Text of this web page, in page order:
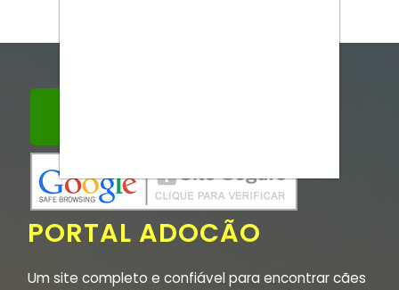
PORTAL ADOCÃO
Um site completo e confiável para encontrar cães